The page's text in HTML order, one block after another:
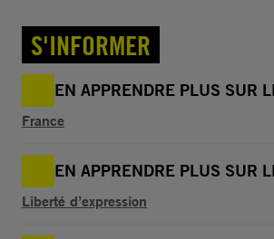
S'INFORMER
EN APPRENDRE PLUS SUR
France
EN APPRENDRE PLUS SUR
Liberté d’expression